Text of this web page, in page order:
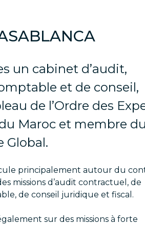
un cabinet d’audit,
et de conseil,
de l’Ordre des
Maroc et membre
Global.
principalement autour du
missions d’audit contractuel, de
de conseil juridique et fiscal.
sur des missions à forte